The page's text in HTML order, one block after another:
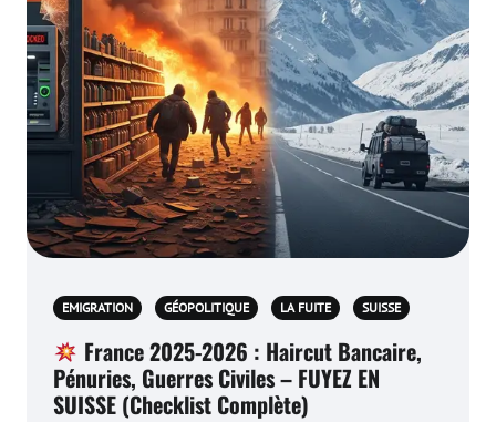
EMIGRATION GÉOPOLITIQUE LA FUITE SUISSE
France 2025-2026 : Haircut Bancaire,
Pénuries, Guerres Civiles – FUYEZ EN
SUISSE (Checklist Complète)